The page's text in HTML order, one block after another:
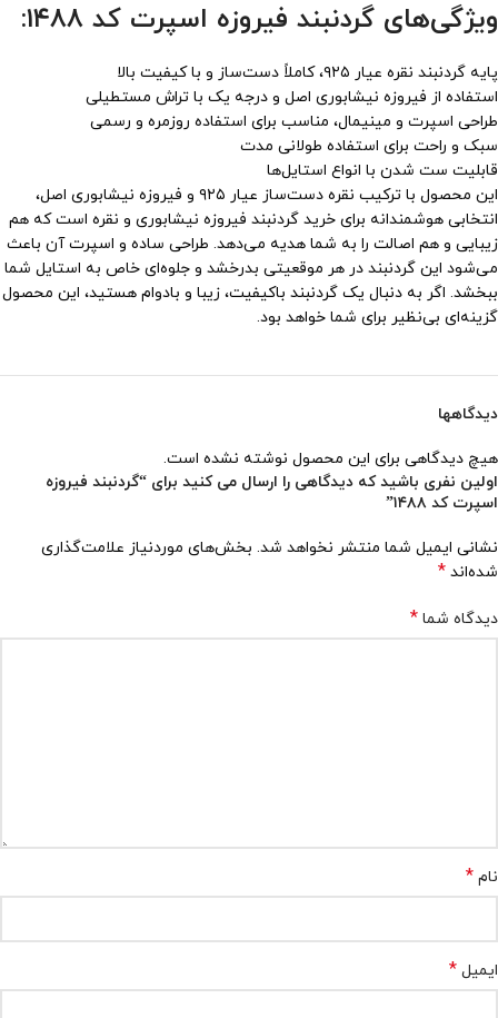
ویژگی‌های گردنبند فیروزه اسپرت کد ۱۴۸۸:
پایه گردنبند نقره عیار ۹۲۵، کاملاً دست‌ساز و با کیفیت بالا
استفاده از فیروزه نیشابوری اصل و درجه یک با تراش مستطیلی
طراحی اسپرت و مینیمال، مناسب برای استفاده روزمره و رسمی
سبک و راحت برای استفاده طولانی مدت
قابلیت ست شدن با انواع استایل‌ها
این محصول با ترکیب نقره دست‌ساز عیار ۹۲۵ و فیروزه نیشابوری اصل،
انتخابی هوشمندانه برای خرید گردنبند فیروزه نیشابوری و نقره است که هم
زیبایی و هم اصالت را به شما هدیه می‌دهد. طراحی ساده و اسپرت آن باعث
می‌شود این گردنبند در هر موقعیتی بدرخشد و جلوه‌ای خاص به استایل شما
ببخشد. اگر به دنبال یک گردنبند باکیفیت، زیبا و بادوام هستید، این محصول
گزینه‌ای بی‌نظیر برای شما خواهد بود.
دیدگاهها
هیچ دیدگاهی برای این محصول نوشته نشده است.
اولین نفری باشید که دیدگاهی را ارسال می کنید برای “گردنبند فیروزه
اسپرت کد ۱۴۸۸”
نشانی ایمیل شما منتشر نخواهد شد. بخش‌های موردنیاز علامت‌گذاری
شده‌اند *
دیدگاه شما *
نام *
ایمیل *